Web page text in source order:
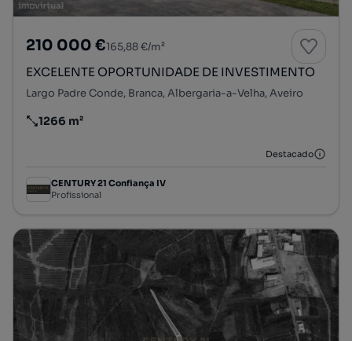
210 000 €165,88 €/m²
EXCELENTE OPORTUNIDADE DE INVESTIMENTO
Largo Padre Conde, Branca, Albergaria-a-Velha, Aveiro
Preço por metro quadrado
1266 m²
Destacado
CENTURY 21 Confiança IV
Profissional